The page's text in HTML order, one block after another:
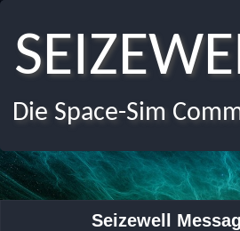
Die Space-Sim
Seizewell